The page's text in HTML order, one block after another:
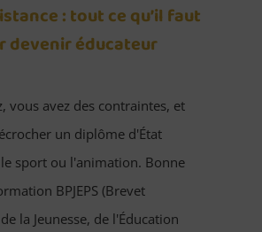
: tout ce qu’il faut
devenir éducateur
vous avez des contraintes, et
un diplôme d'État
sport ou l'animation. Bonne
BPJEPS (Brevet
la Jeunesse, de l'Éducation